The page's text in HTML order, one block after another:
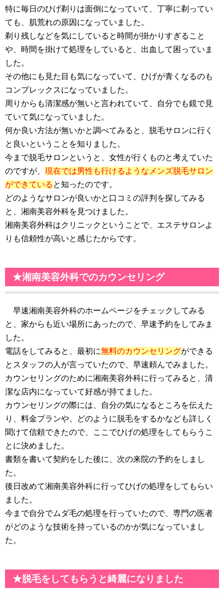
特に毎日のひげ剃りは面倒になっていて、丁寧に剃ってい
ても、肌荒れの原因になっていました。
剃り残しなどを気にしていると時間が掛かりすぎること
や、時間を掛けて処理をしていると、出血して困っていま
した。
その他にも見た目も気になっていて、ひげが青くなるのも
コンプレックスになっていました。
周りからも清潔感が無いと言われていて、自分でも鏡で見
ていて気になっていました。
何か良い方法が無いかと調べてみると、脱毛サロンに行く
と良いということを知りました。
今まで脱毛サロンというと、女性が行くものと考えていた
のですが、 現在では男性も行けるようなメンズ脱毛サロン
ができている と知ったのです。
どのようなサロンが良いかと口コミの評判を探してみる
と、湘南美容外科を見つけました。
湘南美容外科はクリニックということで、エステサロンよ
りも信頼性が高いと感じたからです。
★湘南美容外科でのカウンセリング
早速湘南美容外科のホームページをチェックしてみる
と、家からも近い場所にあったので、早速予約をしてみま
した。
電話をしてみると、最初に無料のカウンセリングができる
とスタッフの人が言っていたので、早速頼んでみました。
カウンセリングのために湘南美容外科に行ってみると、清
潔な店内になっていて好感が持てました。
カウンセリングの際には、自分の気になるところを伝えた
り、料金プランや、どのように脱毛をするかなども詳しく
聞けて信頼できたので、ここでひげの処理をしてもらうこ
とに決めました。
書類を書いて契約をした後に、次の来院の予約をしまし
た。
後日改めて湘南美容外科に行ってひげの処理をしてもらい
ました。
今まで自分でムダ毛の処理を行っていたので、専門の医者
がどのような技術を持っているのかが気になっていまし
た。
★脱毛をしてもらうと綺麗になりました